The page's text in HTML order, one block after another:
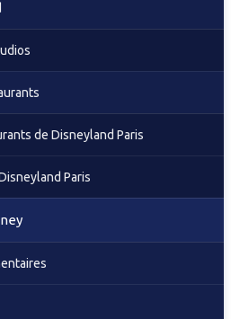
de Disneyland Paris
Paris